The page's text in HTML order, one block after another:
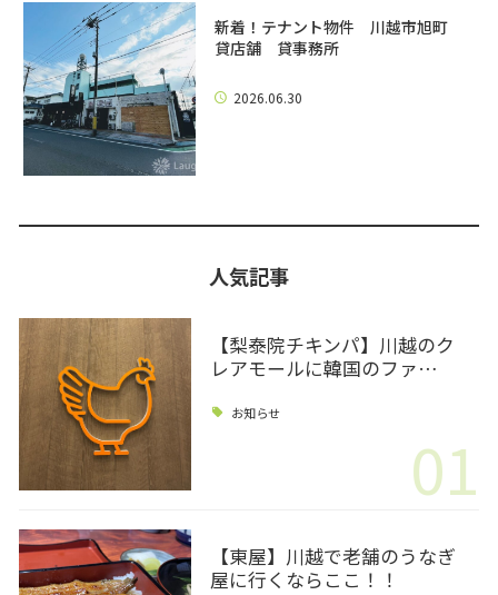
新着！テナント物件 川越市旭町
貸店舗 貸事務所
2026.06.30
人気記事
【梨泰院チキンパ】川越のク
レアモールに韓国のファ…
お知らせ
01
【東屋】川越で老舗のうなぎ
屋に行くならここ！！